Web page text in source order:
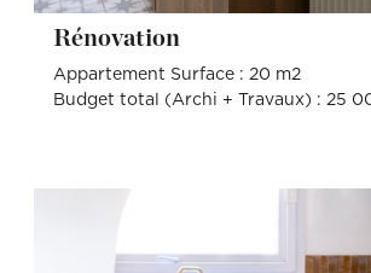
Rénovation
Appartement Surface : 20 m2
Budget total (Archi + Travaux) : 25